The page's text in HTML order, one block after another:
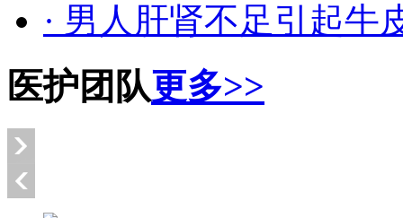
· 男人肝肾不足引起牛
医护团队更多>>